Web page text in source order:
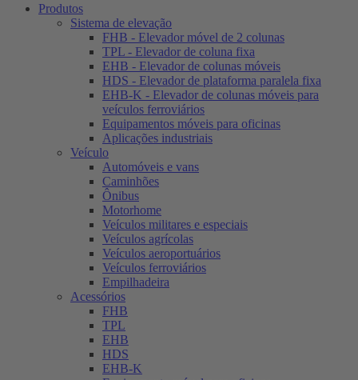
Produtos
Sistema de elevação
FHB - Elevador móvel de 2 colunas
TPL - Elevador de coluna fixa
EHB - Elevador de colunas móveis
HDS - Elevador de plataforma paralela fixa
EHB-K - Elevador de colunas móveis para
veículos ferroviários
Equipamentos móveis para oficinas
Aplicações industriais
Veículo
Automóveis e vans
Caminhões
Ônibus
Motorhome
Veículos militares e especiais
Veículos agrícolas
Veículos aeroportuários
Veículos ferroviários
Empilhadeira
Acessórios
FHB
TPL
EHB
HDS
EHB-K